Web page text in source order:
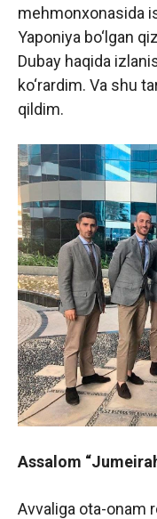
mehmonxonasida
Yaponiya bo‘lgan
Dubay haqida
ko‘rardim. Va shu
qildim.
Assalom
Avvaliga ota-onam